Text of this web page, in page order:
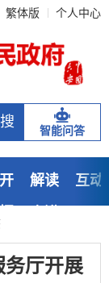
繁体版 个人中心
智能问答
解读
互动
务厅开展